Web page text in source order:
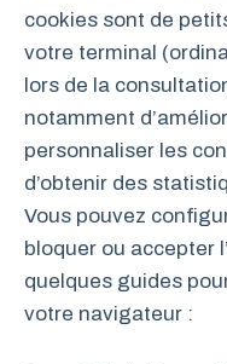
cookies sont de
votre terminal
lors de la
notamment
personnaliser les
d’obtenir des
Vous pouvez
bloquer ou accepter
quelques guides
votre navigateur :